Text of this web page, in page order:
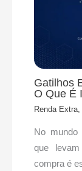
Gatilhos
O Que É
Renda
No mundo
que
compra é